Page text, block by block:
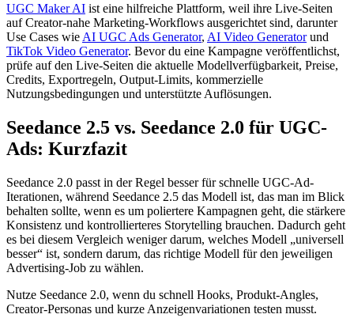
UGC Maker AI ist eine hilfreiche Plattform, weil ihre Live-Seiten
auf Creator-nahe Marketing-Workflows ausgerichtet sind, darunter
Use Cases wie AI UGC Ads Generator, AI Video Generatorund
TikTok Video Generator. Bevor du eine Kampagne veröffentlichst,
prüfe auf den Live-Seiten die aktuelle Modellverfügbarkeit, Preise,
Credits, Exportregeln, Output-Limits, kommerzielle
Nutzungsbedingungen und unterstützte Auflösungen.
Seedance 2.5 vs. Seedance 2.0 für UGC-
Ads: Kurzfazit
Seedance 2.0 passt in der Regel besser für schnelle UGC-Ad-
Iterationen, während Seedance 2.5 das Modell ist, das man im Blick
behalten sollte, wenn es um poliertere Kampagnen geht, die stärkere
Konsistenz und kontrollierteres Storytelling brauchen. Dadurch geht
es bei diesem Vergleich weniger darum, welches Modell „universell
besser“ ist, sondern darum, das richtige Modell für den jeweiligen
Advertising-Job zu wählen.
Nutze Seedance 2.0, wenn du schnell Hooks, Produkt-Angles,
Creator-Personas und kurze Anzeigenvariationen testen musst.